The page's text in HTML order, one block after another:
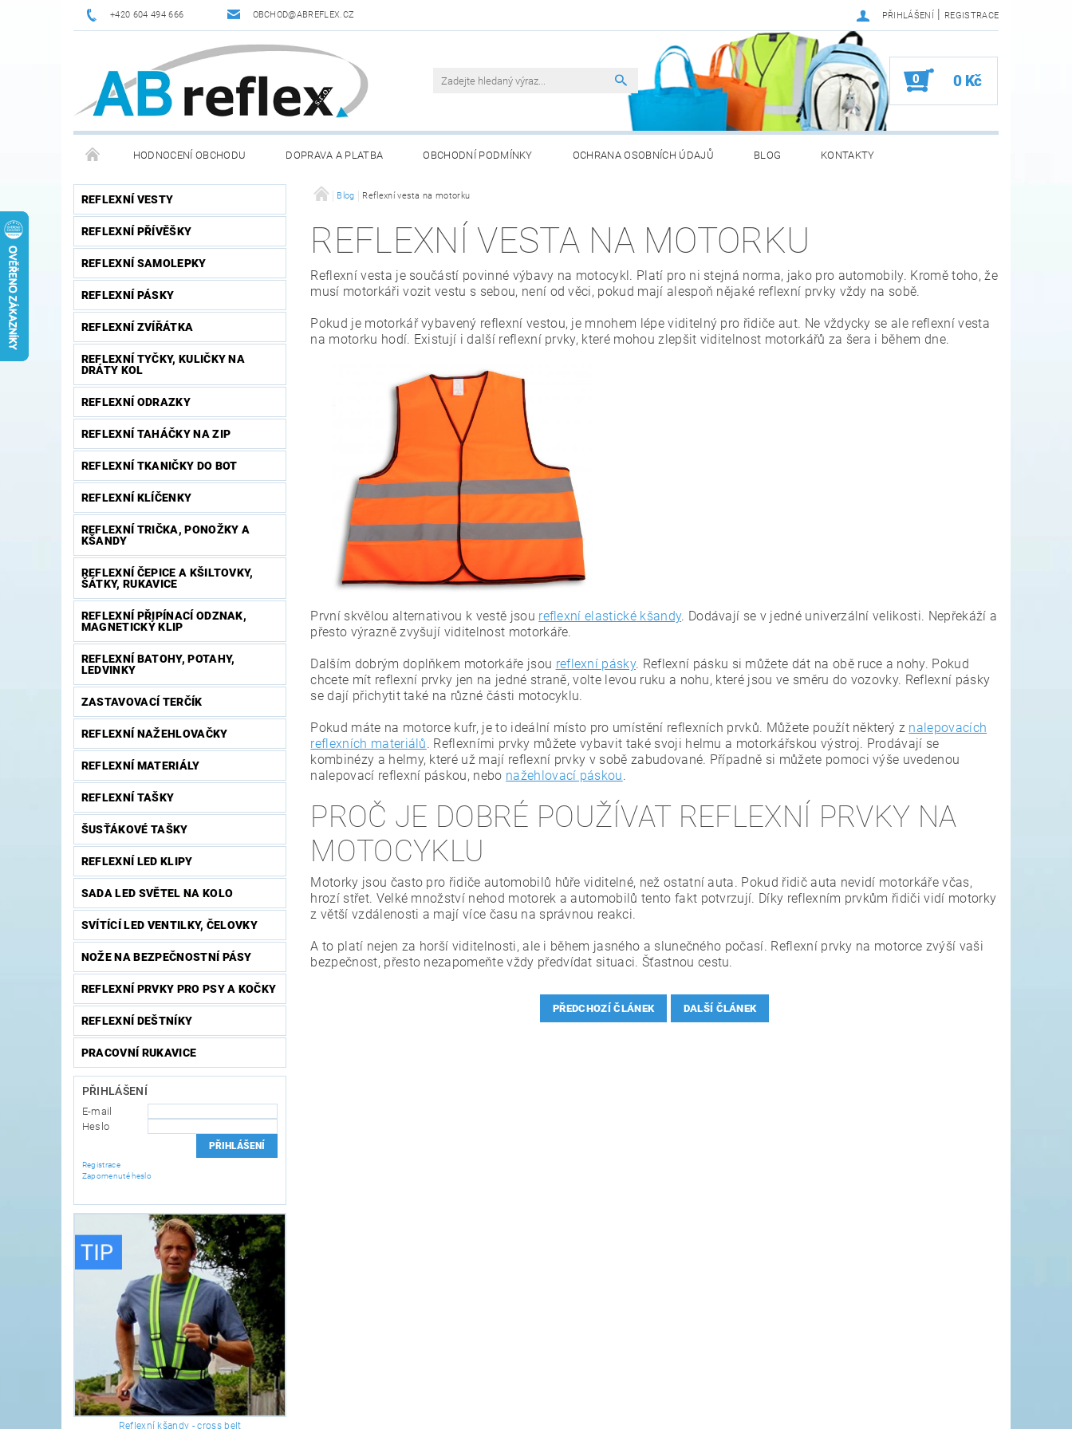
+420 604 494 666 OBCHOD@ABREFLEX.CZ PŘIHLÁŠENÍ | REGISTRACE
0 0 Kč
HODNOCENÍ OBCHODU DOPRAVA A PLATBA OBCHODNÍ PODMÍNKY OCHRANA OSOBNÍCH ÚDAJŮ BLOG KONTAKTY
ZPĚTNÝ ODBĚR VYSLOUŽILÝCH ELEKTROZAŘÍZENÍ / BATERIÍ
REFLEXNÍ VESTY
REFLEXNÍ PŘÍVĚŠKY
REFLEXNÍ SAMOLEPKY
REFLEXNÍ PÁSKY
REFLEXNÍ ZVÍŘÁTKA
REFLEXNÍ TYČKY, KULIČKY NA
DRÁTY KOL
REFLEXNÍ ODRAZKY
REFLEXNÍ TAHÁČKY NA ZIP
REFLEXNÍ TKANIČKY DO BOT
REFLEXNÍ KLÍČENKY
REFLEXNÍ TRIČKA, PONOŽKY A
KŠANDY
REFLEXNÍ ČEPICE A KŠILTOVKY,
ŠÁTKY, RUKAVICE
REFLEXNÍ PŘIPÍNACÍ ODZNAK,
MAGNETICKÝ KLIP
REFLEXNÍ BATOHY, POTAHY,
LEDVINKY
ZASTAVOVACÍ TERČÍK
REFLEXNÍ NAŽEHLOVAČKY
REFLEXNÍ MATERIÁLY
REFLEXNÍ TAŠKY
ŠUSŤÁKOVÉ TAŠKY
REFLEXNÍ LED KLIPY
SADA LED SVĚTEL NA KOLO
SVÍTÍCÍ LED VENTILKY, ČELOVKY
NOŽE NA BEZPEČNOSTNÍ PÁSY
REFLEXNÍ PRVKY PRO PSY A KOČKY
REFLEXNÍ DEŠTNÍKY
PRACOVNÍ RUKAVICE
PŘIHLÁŠENÍ
E-mail
Heslo
Registrace
Zapomenuté heslo
Reflexní kšandy - cross belt
Blog Reflexní vesta na motorku
REFLEXNÍ VESTA NA MOTORKU
Reflexní vesta je součástí povinné výbavy na motocykl. Platí pro ni stejná norma, jako pro automobily. Kromě toho, že
musí motorkáři vozit vestu s sebou, není od věci, pokud mají alespoň nějaké reflexní prvky vždy na sobě.
Pokud je motorkář vybavený reflexní vestou, je mnohem lépe viditelný pro řidiče aut. Ne vždycky se ale reflexní vesta
na motorku hodí. Existují i další reflexní prvky, které mohou zlepšit viditelnost motorkářů za šera i během dne.
První skvělou alternativou k vestě jsou reflexní elastické kšandy. Dodávají se v jedné univerzální velikosti. Nepřekáží a
přesto výrazně zvyšují viditelnost motorkáře.
Dalším dobrým doplňkem motorkáře jsou reflexní pásky. Reflexní pásku si můžete dát na obě ruce a nohy. Pokud
chcete mít reflexní prvky jen na jedné straně, volte levou ruku a nohu, které jsou ve směru do vozovky. Reflexní pásky
se dají přichytit také na různé části motocyklu.
Pokud máte na motorce kufr, je to ideální místo pro umístění reflexních prvků. Můžete použít některý z nalepovacích
reflexních materiálů. Reflexními prvky můžete vybavit také svoji helmu a motorkářskou výstroj. Prodávají se
kombinézy a helmy, které už mají reflexní prvky v sobě zabudované. Případně si můžete pomoci výše uvedenou
nalepovací reflexní páskou, nebo nažehlovací páskou.
PROČ JE DOBRÉ POUŽÍVAT REFLEXNÍ PRVKY NA
MOTOCYKLU
Motorky jsou často pro řidiče automobilů hůře viditelné, než ostatní auta. Pokud řidič auta nevidí motorkáře včas,
hrozí střet. Velké množství nehod motorek a automobilů tento fakt potvrzují. Díky reflexním prvkům řidiči vidí motorky
z větší vzdálenosti a mají více času na správnou reakci.
A to platí nejen za horší viditelnosti, ale i během jasného a slunečného počasí. Reflexní prvky na motorce zvýší vaši
bezpečnost, přesto nezapomeňte vždy předvídat situaci. Šťastnou cestu.
PŘEDCHOZÍ ČLÁNEK DALŠÍ ČLÁNEK